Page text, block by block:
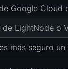
Google Cloud
de LightNode o
más seguro un